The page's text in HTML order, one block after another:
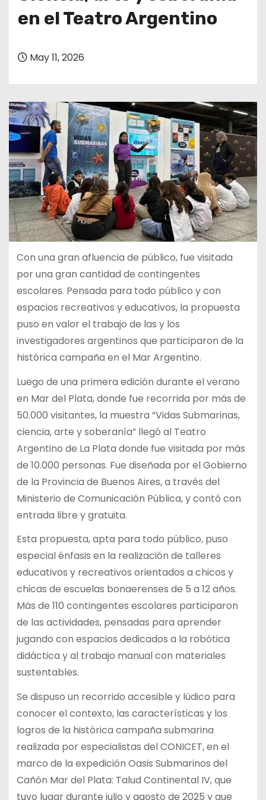
en el Teatro Argentino
May 11, 2026
Con una gran afluencia de público, fue visitada
por una gran cantidad de contingentes
escolares. Pensada para todo público y con
espacios recreativos y educativos, la propuesta
puso en valor el trabajo de las y los
investigadores argentinos que participaron de la
histórica campaña en el Mar Argentino.
Luego de una primera edición durante el verano
en Mar del Plata, donde fue recorrida por más de
50.000 visitantes, la muestra “Vidas Submarinas,
ciencia, arte y soberanía” llegó al Teatro
Argentino de La Plata donde fue visitada por más
de 10.000 personas. Fue diseñada por el Gobierno
de la Provincia de Buenos Aires, a través del
Ministerio de Comunicación Pública, y contó con
entrada libre y gratuita.
Esta propuesta, apta para todo público, puso
especial énfasis en la realización de talleres
educativos y recreativos orientados a chicos y
chicas de escuelas bonaerenses de 5 a 12 años.
Más de 110 contingentes escolares participaron
de las actividades, pensadas para aprender
jugando con espacios dedicados a la robótica
didáctica y al trabajo manual con materiales
sustentables.
Se dispuso un recorrido accesible y lúdico para
conocer el contexto, las características y los
logros de la histórica campaña submarina
realizada por especialistas del CONICET, en el
marco de la expedición Oasis Submarinos del
Cañón Mar del Plata: Talud Continental IV, que
tuvo lugar durante julio y agosto de 2025 y que